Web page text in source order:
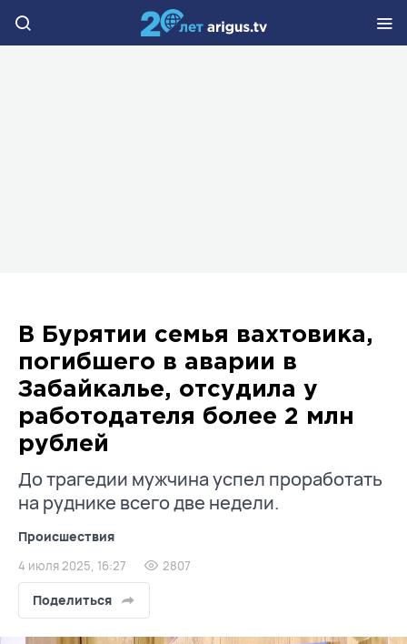
В Бурятии семья вахтовика,
погибшего в аварии в
Забайкалье, отсудила у
работодателя более 2 млн
рублей
До трагедии мужчина успел проработать
на руднике всего две недели.
Происшествия
4 июля 2025, 16:27 2807
Поделиться